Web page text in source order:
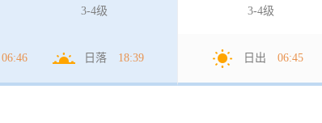
3-4级
06:46 日落 18:39
3-4级
日出 06:45